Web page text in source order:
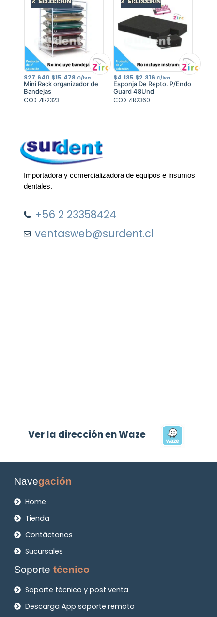
$27.640 El
precio
original
era:
$27.640.
$15.478 El
precio
actual
C/Iva
Mini Rack organizador de
Bandejas
COD: ZIR2323
$4.135 El
precio
original
era:
$4.135.
$2.316 El
precio
actual
C/Iva
Esponja De Repto. P/Endo
Guard 48Und
COD: ZIR2360
Importadora y comercializadora de equipos e insumos
dentales.
+56 2 23358424
ventasweb@surdent.cl
Ver la dirección en Waze
Navegación
Home
Tienda
Contáctanos
Sucursales
Soportetécnico
Soporte técnico y post venta
Descarga App soporte remoto